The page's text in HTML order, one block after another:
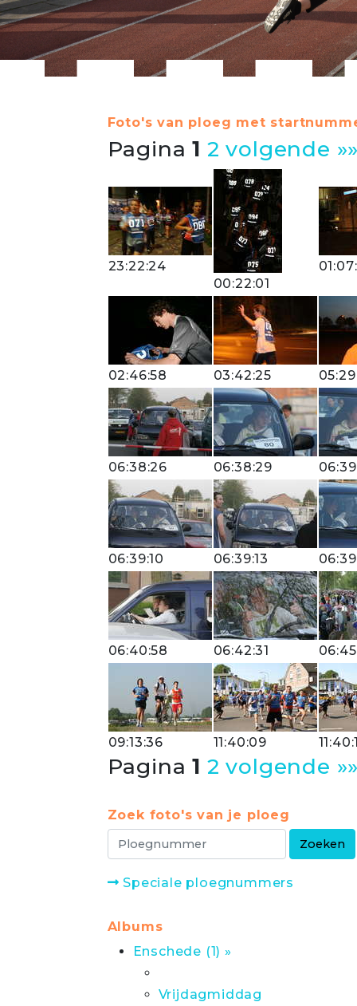
Foto's van ploeg met
Pagina1 2 volgende
23:22:24
00:22:01
02:46:58 03:42:25
06:38:26 06:38:29
06:39:10 06:39:13
06:40:58 06:42:31
09:13:36 11:40:09
Pagina1 2 volgende
Zoek foto's van je ploeg
Speciale ploegnummers
Albums
Enschede (1) »
Vrijdagmiddag